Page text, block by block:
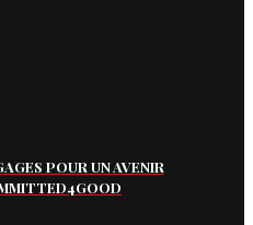
POUR UN AVENIR